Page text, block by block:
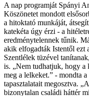
A nap programját Spányi
Köszönetet mondott
a hitoktató munkáját,
katekéta úgy érzi - a
eredménytelennek tűnik.
akik elfogadták Istentől ezt
Szentlélek tüzével
is. „Nem tudhatjuk, hogy
meg a lelkeket.” - mondta
tapasztalatait megosztva.
bizonytalan családi háttér